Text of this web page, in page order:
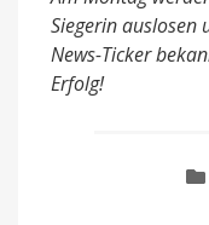
Siegerin auslosen
News-Ticker
Erfolg!